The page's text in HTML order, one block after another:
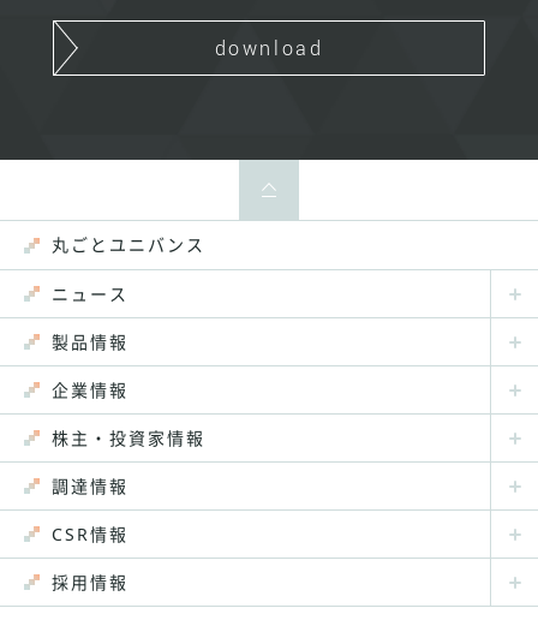
download
丸ごとユニバンス
ニュース
製品情報
企業情報
株主・投資家情報
調達情報
CSR情報
採用情報